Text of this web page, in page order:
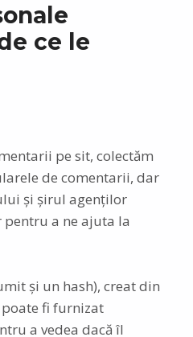
ce le
pe sit, colectăm
de comentarii, dar
și șirul agenților
a ne ajuta la
și un hash), creat din
fi furnizat
a vedea dacă îl